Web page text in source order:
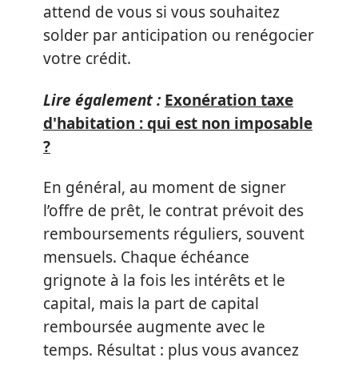
attend de vous si vous souhaitez
solder par anticipation ou renégocier
votre crédit.
Lire également : Exonération taxe
d'habitation : qui est non imposable
?
En général, au moment de signer
l’offre de prêt, le contrat prévoit des
remboursements réguliers, souvent
mensuels. Chaque échéance
grignote à la fois les intérêts et le
capital, mais la part de capital
remboursée augmente avec le
temps. Résultat : plus vous avancez